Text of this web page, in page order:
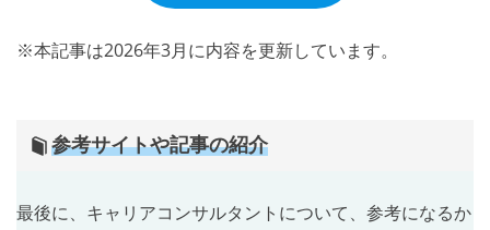
※本記事は2026年3月に内容を更新しています。
参考サイトや記事の紹介
最後に、キャリアコンサルタントについて、参考になるか